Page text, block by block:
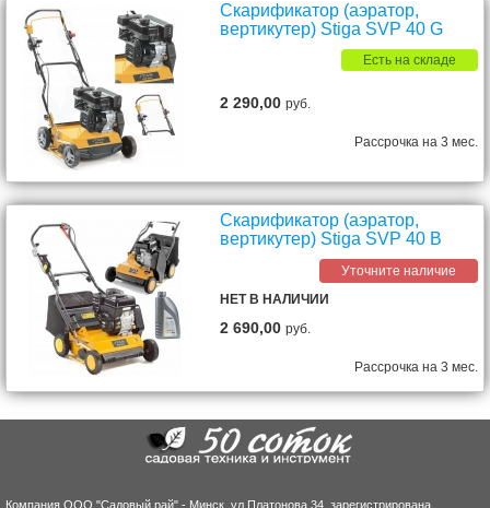
Скарификатор (аэратор,
вертикутер) Stiga SVP 40 G
Есть на складе
2 290,00руб.
Рассрочка на 3 мес.
Скарификатор (аэратор,
вертикутер) Stiga SVP 40 B
Уточните наличие
НЕТ В НАЛИЧИИ
2 690,00руб.
Рассрочка на 3 мес.
Компания ООО "Садовый рай" - Минск, ул.Платонова 34, зарегистрирована